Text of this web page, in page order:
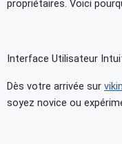
propriétaires. Voici
Interface Utilisateur
Dès votre arrivée sur
soyez novice ou